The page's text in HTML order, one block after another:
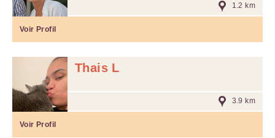
1.2 km
Voir Profil
Thais L
3.9 km
Voir Profil